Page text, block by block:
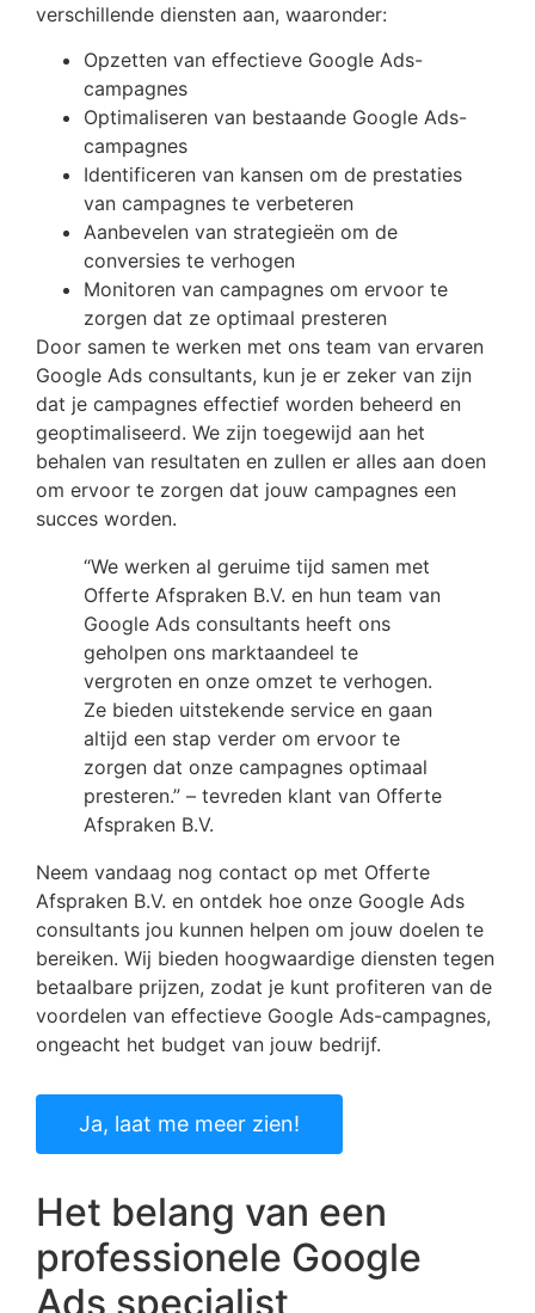
verschillende diensten aan, waaronder:
Opzetten van effectieve Google Ads-
campagnes
Optimaliseren van bestaande Google Ads-
campagnes
Identificeren van kansen om de prestaties
van campagnes te verbeteren
Aanbevelen van strategieën om de
conversies te verhogen
Monitoren van campagnes om ervoor te
zorgen dat ze optimaal presteren
Door samen te werken met ons team van ervaren
Google Ads consultants, kun je er zeker van zijn
dat je campagnes effectief worden beheerd en
geoptimaliseerd. We zijn toegewijd aan het
behalen van resultaten en zullen er alles aan doen
om ervoor te zorgen dat jouw campagnes een
succes worden.
“We werken al geruime tijd samen met
Offerte Afspraken B.V. en hun team van
Google Ads consultants heeft ons
geholpen ons marktaandeel te
vergroten en onze omzet te verhogen.
Ze bieden uitstekende service en gaan
altijd een stap verder om ervoor te
zorgen dat onze campagnes optimaal
presteren.” – tevreden klant van Offerte
Afspraken B.V.
Neem vandaag nog contact op met Offerte
Afspraken B.V. en ontdek hoe onze Google Ads
consultants jou kunnen helpen om jouw doelen te
bereiken. Wij bieden hoogwaardige diensten tegen
betaalbare prijzen, zodat je kunt profiteren van de
voordelen van effectieve Google Ads-campagnes,
ongeacht het budget van jouw bedrijf.
Ja, laat me meer zien!
Het belang van een
professionele Google
Ads specialist